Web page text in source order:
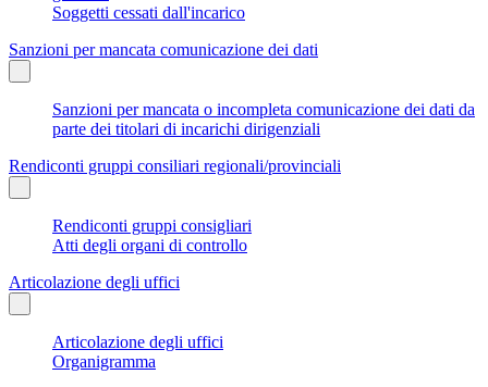
Soggetti cessati dall'incarico
Sanzioni per mancata comunicazione dei dati
Sanzioni per mancata o incompleta comunicazione dei dati da
parte dei titolari di incarichi dirigenziali
Rendiconti gruppi consiliari regionali/provinciali
Rendiconti gruppi consigliari
Atti degli organi di controllo
Articolazione degli uffici
Articolazione degli uffici
Organigramma